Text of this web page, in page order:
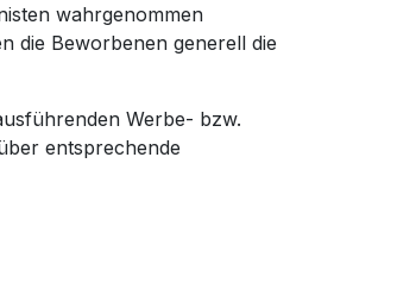
wahrgenommen
die Beworbenen generell die
Werbe- bzw.
entsprechende